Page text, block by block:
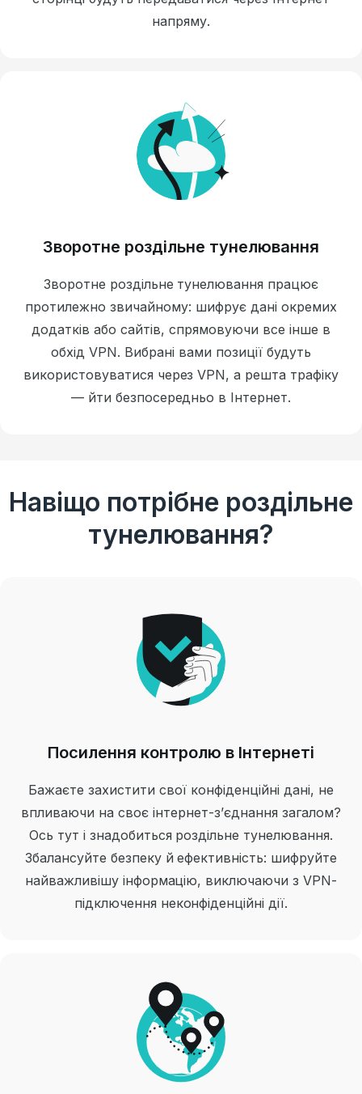
напряму.
Зворотне роздільне тунелювання
Зворотне роздільне тунелювання працює
протилежно звичайному: шифрує дані окремих
додатків або сайтів, спрямовуючи все інше в
обхід VPN. Вибрані вами позиції будуть
використовуватися через VPN, а решта трафіку
— йти безпосередньо в Інтернет.
Навіщо потрібне роздільне
тунелювання?
Посилення контролю в Інтернеті
Бажаєте захистити свої конфіденційні дані, не
впливаючи на своє інтернет-з’єднання загалом?
Ось тут і знадобиться роздільне тунелювання.
Збалансуйте безпеку й ефективність: шифруйте
найважливішу інформацію, виключаючи з VPN-
підключення неконфіденційні дії.